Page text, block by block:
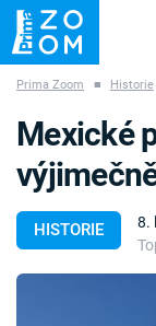
ZÁHADY
Prima Zoom ■ Historie
HISTORIE
8.
Mexické